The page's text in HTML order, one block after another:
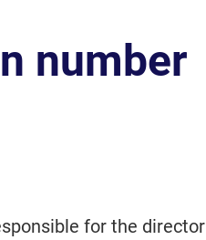
number
for the director